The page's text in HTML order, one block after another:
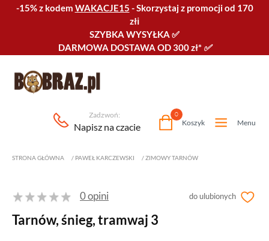
-15% z kodem WAKACJE15 -Skorzystaj z promocji od 170
złℹ️
SZYBKA WYSYŁKA ✅
DARMOWA DOSTAWA OD 300 zł* ✅
Zadzwoń:
Napisz na czacie Koszyk
0
Menu
STRONA GŁÓWNA / PAWEŁ KARCZEWSKI /ZIMOWY TARNÓW
do ulubionych
0 opini
Tarnów, śnieg, tramwaj 3